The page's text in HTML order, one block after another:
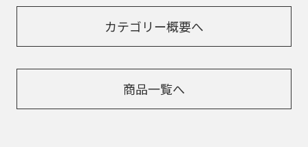
カテゴリー概要へ
商品一覧へ